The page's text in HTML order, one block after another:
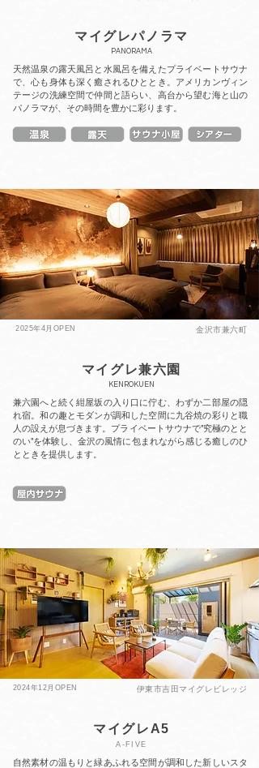
マイグレパノラマ
PANORAMA
天然温泉の露天風呂と水風呂を備えたプライベートサウナ
で、心も身体も深く癒されるひととき。アメリカンヴィン
テージの洗練空間で仲間と語らい、高台から望む海と山の
パノラマが、その時間を豊かに彩ります。
2025年4月OPEN 金沢市兼六町
マイグレ兼六園
​KENROKUEN
兼六園へと続く紺屋坂の入り口に佇む、わずか二部屋の隠
れ宿。和の趣とモダンが調和した空間に九谷焼の彩りと職
人の設えが息づきます。プライベートサウナで"究極のとと
のい"を体験し、金沢の風情に包まれながら感じる癒しのひ
とときを提供します。
2024年12月OPEN 伊東市吉田マイグレビレッジ
マイグレA5
A-FIVE
自然素材の温もりと緑あふれる空間が調和した新しいスタ